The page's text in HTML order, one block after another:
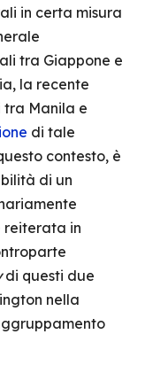
in certa misura
tra Giappone e
la recente
tra Manila e
di tale
contesto, è
di un
reiterata in
di questi due
nella